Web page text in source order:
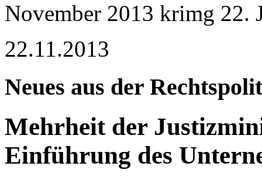
November 2013 krimg 22.
22.11.2013
Neues aus der
Mehrheit der
Einführung des